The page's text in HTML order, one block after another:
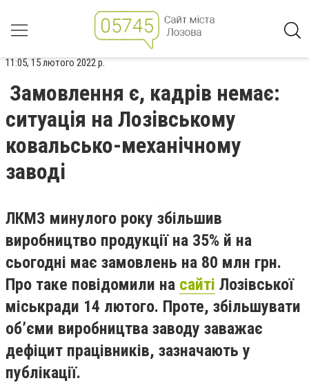
11:05, 15 лютого 2022 р.
Замовлення є, кадрів немає:
ситуація на Лозівському
ковальсько-механічному
заводі
ЛКМЗ минулого року збільшив
виробництво продукції на 35% й на
сьогодні має замовлень на 80 млн грн.
Про таке повідомили на сайті Лозівської
міськради 14 лютого. Проте, збільшувати
об’єми виробництва заводу заважає
дефіцит працівників, зазначають у
публікації.